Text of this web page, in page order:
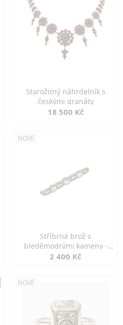
Starožitný náhrdelník s
českými granáty
18 500 Kč
NOVÉ
Stříbrná brož s
bleděmodrými kameny -
jemná elegance
2 400 Kč
NOVÉ